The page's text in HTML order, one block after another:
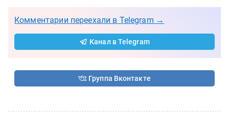
Комментарии переехали в Telegram →
Канал в Telegram
Группа Вконтакте